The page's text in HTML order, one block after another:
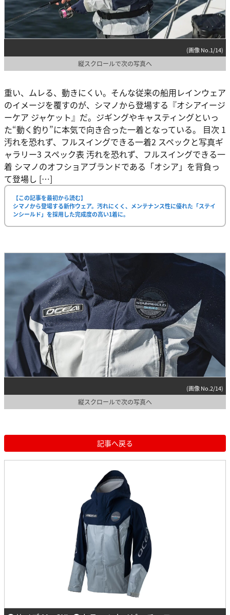
(画像 No.1/14)
縦スクロールで次の写真へ
重い、ムレる、動きにくい。そんな従来の船用レインウェア
のイメージを覆すのが、シマノから登場する『オシアイージ
ーケア ジャケット』だ。ジギングやキャスティングといっ
た“動く釣り”に本気で向き合った一着となっている。 目次 1
汚れを恐れず、フルスイングできる一着2 スペックと写真ギ
ャラリー3 スペック表 汚れを恐れず、フルスイングできる一
着 シマノのオフショアブランドである「オシア」を背負っ
て登場し […]
【この記事を最初から読む】
シマノから登場する新作ウェア。汚れにくく、メンテナンス性に優れた「ステイ
ンシールド」を採用した完成度の高い1着に。
(画像 No.2/14)
縦スクロールで次の写真へ
記事へ戻る